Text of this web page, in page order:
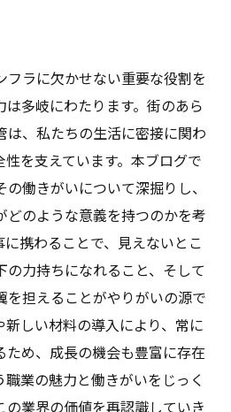
フラに欠かせない重要な役割を
多岐にわたります。街のあら
は、私たちの生活に密接に関わ
を支えています。本ブログで
働きがいについて深掘りし、
どのような意義を持つのかを考
携わることで、見えないとこ
の力持ちになれること、そして
を担えることがやりがいの源で
しい材料の導入により、常に
め、成長の機会も豊富に存在
業の魅力と働きがいをじっく
の業界の価値を再認識していき